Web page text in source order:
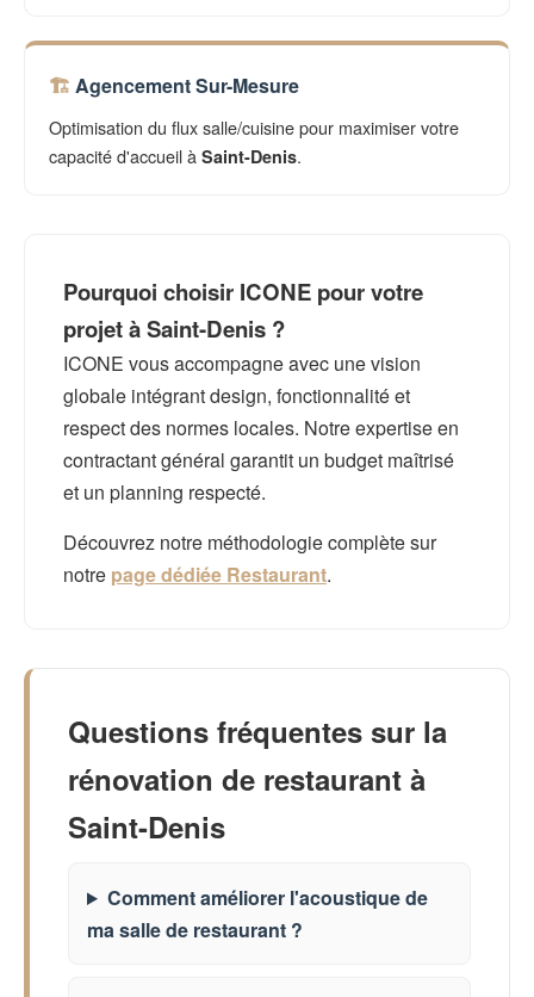
Agencement Sur-Mesure
Optimisation du flux salle/cuisine pour maximiser votre
capacité d'accueil à Saint-Denis.
Pourquoi choisir ICONE pour votre
projet à Saint-Denis ?
ICONE vous accompagne avec une vision
globale intégrant design, fonctionnalité et
respect des normes locales. Notre expertise en
contractant général garantit un budget maîtrisé
et un planning respecté.
Découvrez notre méthodologie complète sur
notre page dédiée Restaurant.
Questions fréquentes sur la
rénovation de restaurant à
Saint-Denis
Comment améliorer l'acoustique de
ma salle de restaurant ?